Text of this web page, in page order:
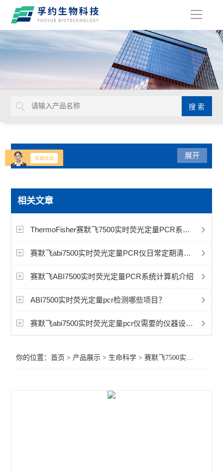
导
产品分类
赛默飞PowerFlex梯度PCR
赛默飞超微量分光光度计
洁净工作台
宏石实时荧光定量PCR
BioRad伯乐PTC Tempo梯度pcr
赛默飞311二氧化碳CO2培养箱
展开
相关文章
ThermoFisher赛默飞7500实时荧光定量PCR系统能不能24小时运行？
赛默飞abi7500实时荧光定量PCR仪日常定期清洁维保
赛默飞ABI7500实时荧光定量PCR系统计算机介绍
ABI7500实时荧光定量pcr检测哪些项目？
赛默飞abi7500实时荧光定量pcr仪需要的仪器设备耗材
你的位置：首页 > 产品展示 > 生命科学 >赛默飞7500实时荧光定量PCR